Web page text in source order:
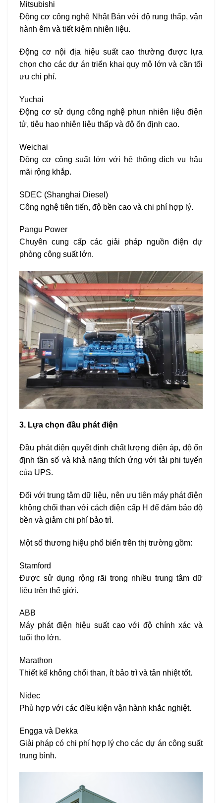
Mitsubishi
Động cơ công nghệ Nhật Bản với độ rung thấp, vận
hành êm và tiết kiệm nhiên liệu.
Động cơ nội địa hiệu suất cao thường được lựa
chọn cho các dự án triển khai quy mô lớn và cần tối
ưu chi phí.
Yuchai
Động cơ sử dụng công nghệ phun nhiên liệu điện
tử, tiêu hao nhiên liệu thấp và độ ổn định cao.
Weichai
Động cơ công suất lớn với hệ thống dịch vụ hậu
mãi rộng khắp.
SDEC (Shanghai Diesel)
Công nghệ tiên tiến, độ bền cao và chi phí hợp lý.
Pangu Power
Chuyên cung cấp các giải pháp nguồn điện dự
phòng công suất lớn.
3. Lựa chọn đầu phát điện
Đầu phát điện quyết định chất lượng điện áp, độ ổn
định tần số và khả năng thích ứng với tải phi tuyến
của UPS.
Đối với trung tâm dữ liệu, nên ưu tiên máy phát điện
không chổi than với cách điện cấp H để đảm bảo độ
bền và giảm chi phí bảo trì.
Một số thương hiệu phổ biến trên thị trường gồm:
Stamford
Được sử dụng rộng rãi trong nhiều trung tâm dữ
liệu trên thế giới.
ABB
Máy phát điện hiệu suất cao với độ chính xác và
tuổi thọ lớn.
Marathon
Thiết kế không chổi than, ít bảo trì và tản nhiệt tốt.
Nidec
Phù hợp với các điều kiện vận hành khắc nghiệt.
Engga và Dekka
Giải pháp có chi phí hợp lý cho các dự án công suất
trung bình.